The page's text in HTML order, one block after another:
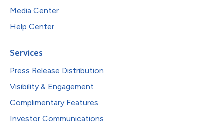
Media Center
Help Center
Services
Press Release Distribution
Visibility & Engagement
Complimentary Features
Investor Communications